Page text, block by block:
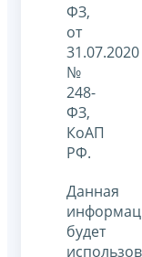
ФЗ,
от
31.07.2020
№
248-
ФЗ,
КоАП
РФ.
Данная
будет